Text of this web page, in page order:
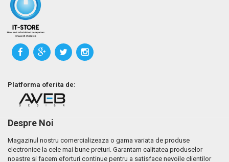
Platforma oferita de:
Despre Noi
Magazinul nostru comercializeaza o gama variata de produse
electronice la cele mai bune preturi. Garantam calitatea produselor
noastre si facem eforturi continue pentru a satisface nevoile clientilor